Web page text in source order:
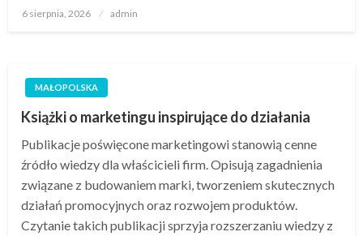
Opublikowane
6 sierpnia, 2026 admin
MAŁOPOLSKA
Książki o marketingu inspirujące do działania
Publikacje poświęcone marketingowi stanowią cenne
źródło wiedzy dla właścicieli firm. Opisują zagadnienia
związane z budowaniem marki, tworzeniem skutecznych
działań promocyjnych oraz rozwojem produktów.
Czytanie takich publikacji sprzyja rozszerzaniu wiedzy z